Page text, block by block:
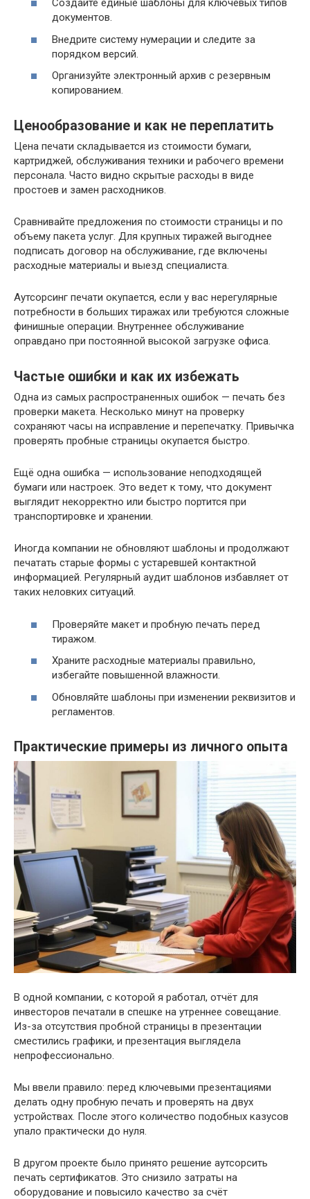
Создайте единые шаблоны для ключевых типов
документов.
Внедрите систему нумерации и следите за
порядком версий.
Организуйте электронный архив с резервным
копированием.
Ценообразование и как не переплатить
Цена печати складывается из стоимости бумаги,
картриджей, обслуживания техники и рабочего времени
персонала. Часто видно скрытые расходы в виде
простоев и замен расходников.
Сравнивайте предложения по стоимости страницы и по
объему пакета услуг. Для крупных тиражей выгоднее
подписать договор на обслуживание, где включены
расходные материалы и выезд специалиста.
Аутсорсинг печати окупается, если у вас нерегулярные
потребности в больших тиражах или требуются сложные
финишные операции. Внутреннее обслуживание
оправдано при постоянной высокой загрузке офиса.
Частые ошибки и как их избежать
Одна из самых распространенных ошибок — печать без
проверки макета. Несколько минут на проверку
сохраняют часы на исправление и перепечатку. Привычка
проверять пробные страницы окупается быстро.
Ещё одна ошибка — использование неподходящей
бумаги или настроек. Это ведет к тому, что документ
выглядит некорректно или быстро портится при
транспортировке и хранении.
Иногда компании не обновляют шаблоны и продолжают
печатать старые формы с устаревшей контактной
информацией. Регулярный аудит шаблонов избавляет от
таких неловких ситуаций.
Проверяйте макет и пробную печать перед
тиражом.
Храните расходные материалы правильно,
избегайте повышенной влажности.
Обновляйте шаблоны при изменении реквизитов и
регламентов.
Практические примеры из личного опыта
В одной компании, с которой я работал, отчёт для
инвесторов печатали в спешке на утреннее совещание.
Из-за отсутствия пробной страницы в презентации
сместились графики, и презентация выглядела
непрофессионально.
Мы ввели правило: перед ключевыми презентациями
делать одну пробную печать и проверять на двух
устройствах. После этого количество подобных казусов
упало практически до нуля.
В другом проекте было принято решение аутсорсить
печать сертификатов. Это снизило затраты на
оборудование и повысило качество за счёт